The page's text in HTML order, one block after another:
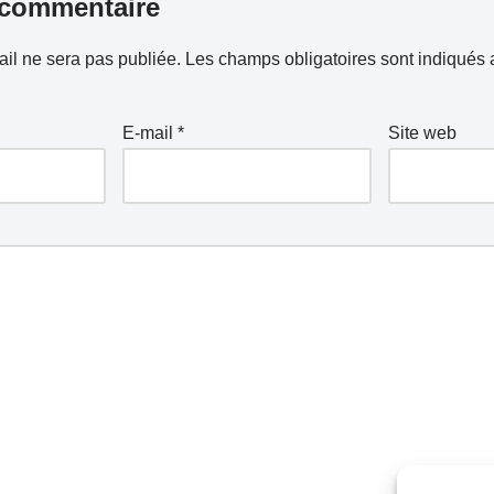
ne sera pas publiée. Les champs obligatoires sont indiqués
E-mail * Site web